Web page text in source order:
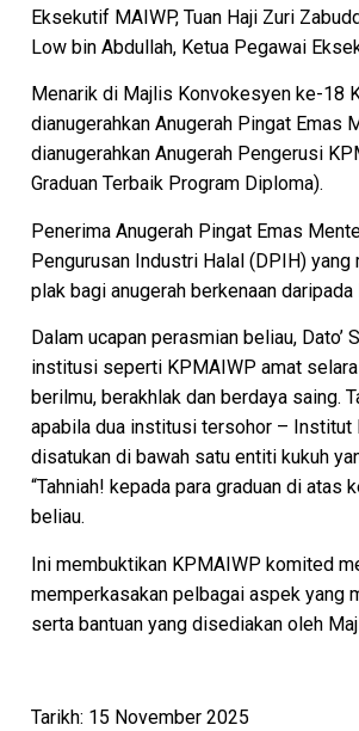
Eksekutif MAIWP, Tuan Haji Zuri
Low bin Abdullah, Ketua Pegawai
Menarik di Majlis Konvokesyen ke-18
dianugerahkan Anugerah Pingat Emas
dianugerahkan Anugerah Pengerusi
Graduan Terbaik Program Diploma).
Penerima Anugerah Pingat Emas
Pengurusan Industri Halal (DPIH) yang
plak bagi anugerah berkenaan daripada
Dalam ucapan perasmian beliau,
institusi seperti KPMAIWP amat
berilmu, berakhlak dan berdaya saing.
apabila dua institusi tersohor – Institut
disatukan di bawah satu entiti kukuh
“Tahniah! kepada para graduan di atas
beliau.
Ini membuktikan KPMAIWP komited
memperkasakan pelbagai aspek yang
serta bantuan yang disediakan oleh
Tarikh: 15 November 2025